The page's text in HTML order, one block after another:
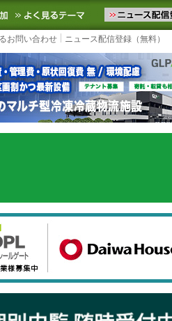
ュースをお届けします。物流
お気に入りに追加 よく見るテーマ
お問い合わせ ニュース配信登録（無料）